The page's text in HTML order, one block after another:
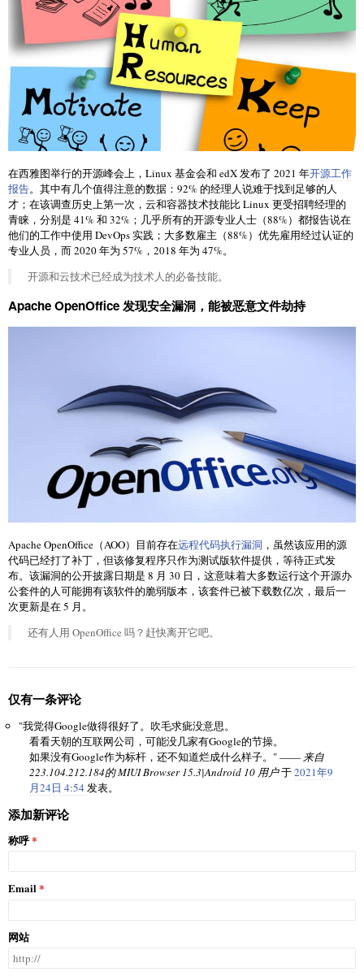
在西雅图举行的开源峰会上，Linux 基金会和 edX 发布了 2021 年开源工作
报告。其中有几个值得注意的数据：92% 的经理人说难于找到足够的人
才；在该调查历史上第一次，云和容器技术技能比 Linux 更受招聘经理的
青睐，分别是 41% 和 32%；几乎所有的开源专业人士（88%）都报告说在
他们的工作中使用 DevOps 实践；大多数雇主（88%）优先雇用经过认证的
专业人员，而 2020 年为 57%，2018 年为 47%。
开源和云技术已经成为技术人的必备技能。
Apache OpenOffice 发现安全漏洞，能被恶意文件劫持
Apache OpenOffice（AOO）目前存在远程代码执行漏洞 ，虽然该应用的源
代码已经打了补丁，但该修复程序只作为测试版软件提供，等待正式发
布。该漏洞的公开披露日期是 8 月 30 日，这意味着大多数运行这个开源办
公套件的人可能拥有该软件的脆弱版本，该套件已被下载数亿次，最后一
次更新是在 5 月。
还有人用 OpenOffice 吗？赶快离开它吧。
仅有一条评论
"我觉得Google做得很好了。吹毛求疵没意思。
看看天朝的互联网公司，可能没几家有Google的节操。
如果没有Google作为标杆，还不知道烂成什么样子。" —— 来自
223.104.212.184的 MIUI Browser 15.3|Android 10 用户于2021年9
月24日 4:54 发表。
添加新评论
称呼
Email
网站